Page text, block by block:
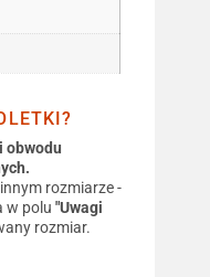
obwodu
rozmiarze -
w polu "Uwagi
rozmiar.